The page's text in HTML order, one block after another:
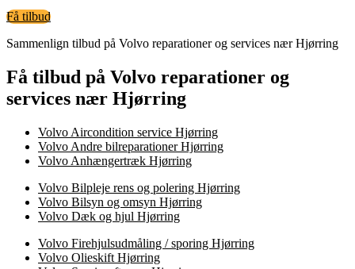
Få tilbud
Sammenlign tilbud på Volvo reparationer og services nær Hjørring
Få tilbud på Volvo reparationer og
services nær Hjørring
Volvo Aircondition service Hjørring
Volvo Andre bilreparationer Hjørring
Volvo Anhængertræk Hjørring
Volvo Bilpleje rens og polering Hjørring
Volvo Bilsyn og omsyn Hjørring
Volvo Dæk og hjul Hjørring
Volvo Firehjulsudmåling / sporing Hjørring
Volvo Olieskift Hjørring